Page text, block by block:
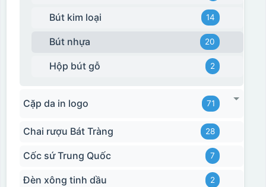
Bút kim loại 14
Bút nhựa 20
Hộp bút gỗ 2
Cặp da in logo 71
Chai rượu Bát Tràng 28
Cốc sứ Trung Quốc 7
Đèn xông tinh dầu 2